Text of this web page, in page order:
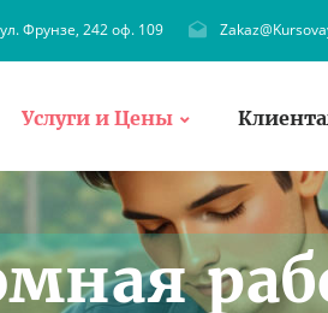
Фрунзе, 242 оф. 109
Услуги и Цены